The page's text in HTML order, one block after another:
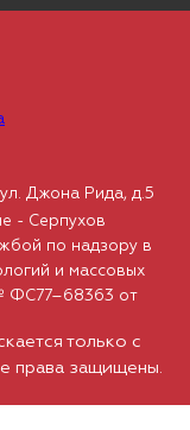
только с
права защищены.
Джона Рида, д.5
- Серпухов
по надзору в
и массовых
ФС77–68363 от